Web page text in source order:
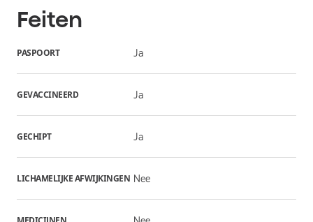
Feiten
PASPOORT Ja
GEVACCINEERD Ja
GECHIPT Ja
LICHAMELIJKE AFWIJKINGEN Nee